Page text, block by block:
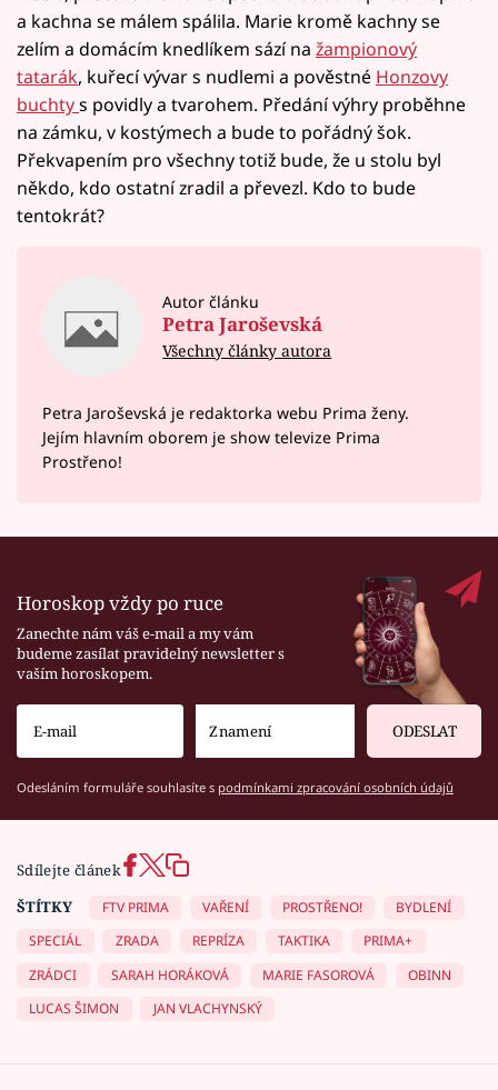
a kachna se málem spálila. Marie kromě kachny se
zelím a domácím knedlíkem sází na žampionový
tatarák, kuřecí vývar s nudlemi a pověstné Honzovy
buchtys povidly a tvarohem. Předání výhry proběhne
na zámku, v kostýmech a bude to pořádný šok.
Překvapením pro všechny totiž bude, že u stolu byl
někdo, kdo ostatní zradil a převezl. Kdo to bude
tentokrát?
Autor článku
Petra Jaroševská
Všechny články autora
Petra Jaroševská je redaktorka webu Prima ženy.
Jejím hlavním oborem je show televize Prima
Prostřeno!
Horoskop vždy po ruce
Zanechte nám váš e-mail a my vám
budeme zasílat pravidelný newsletter s
vaším horoskopem.
ODESLAT
Odesláním formuláře souhlasíte s podmínkami zpracování osobních údajů
Sdílejte článek
ŠTÍTKY
FTV PRIMA VAŘENÍ PROSTŘENO!
BYDLENÍ
SPECIÁL
ZRADA REPRÍZA TAKTIKA
PRIMA+
ZRÁDCI
SARAH HORÁKOVÁ MARIE FASOROVÁ
OBINN
LUCAS ŠIMON
JAN VLACHYNSKÝ